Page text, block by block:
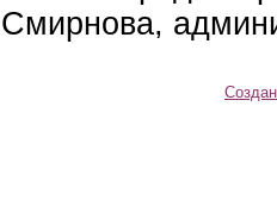
Смирнова,